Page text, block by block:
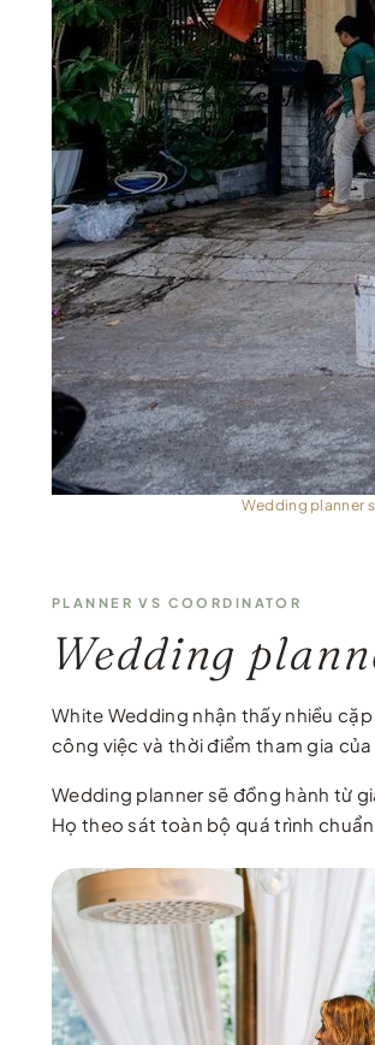
Wedding planner
PLANNER VS COORDINATOR
Wedding
White Wedding nhận thấy nhiều
công việc và thời điểm tham gia
Wedding planner sẽ đồng hành từ
Họ theo sát toàn bộ quá trình